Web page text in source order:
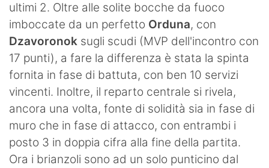
ultimi 2. Oltre alle solite bocche da fuoco
imboccate da un perfetto Orduna, con
Dzavoronok sugli scudi (MVP dell'incontro con
17 punti), a fare la differenza è stata la spinta
fornita in fase di battuta, con ben 10 servizi
vincenti. Inoltre, il reparto centrale si rivela,
ancora una volta, fonte di solidità sia in fase di
muro che in fase di attacco, con entrambi i
posto 3 in doppia cifra alla fine della partita.
Ora i brianzoli sono ad un solo punticino dal